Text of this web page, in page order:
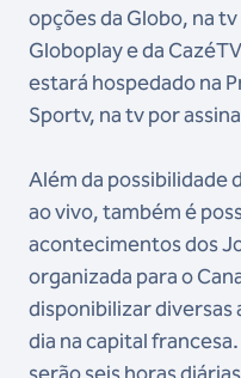
opções da Globo, na
Globoplay e da
estará hospedado na
Sportv, na tv por
Além da possibilidade
ao vivo, também é
acontecimentos dos
organizada para o
disponibilizar diversas
dia na capital